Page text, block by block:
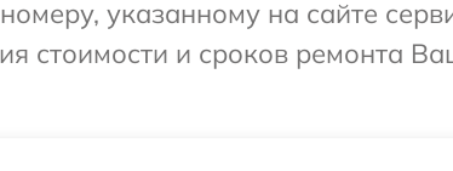
указанному на сайте
стоимости и сроков ремонта